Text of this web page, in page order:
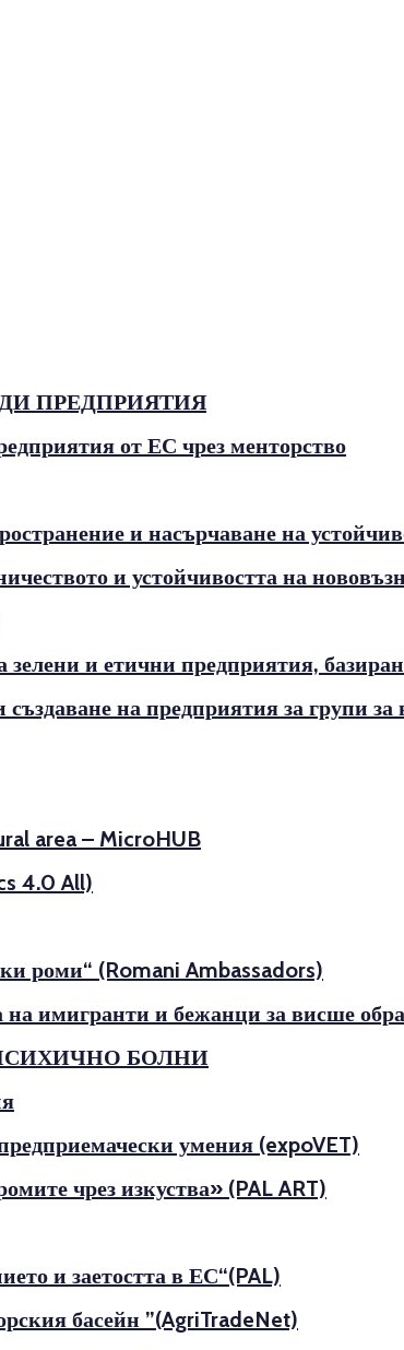
ПРЕДПРИЯТИЯ
от ЕС чрез менторство
и насърчаване на
и устойчивостта на
и етични предприятия,
на предприятия за групи
area – MicroHUB
4.0 All)
роми“ (Romani Ambassadors)
и бежанци за висше
БОЛНИ
умения (expoVET)
чрез изкуства» (PAL ART)
и заетостта в ЕС“(PAL)
басейн ”(AgriTradeNet)